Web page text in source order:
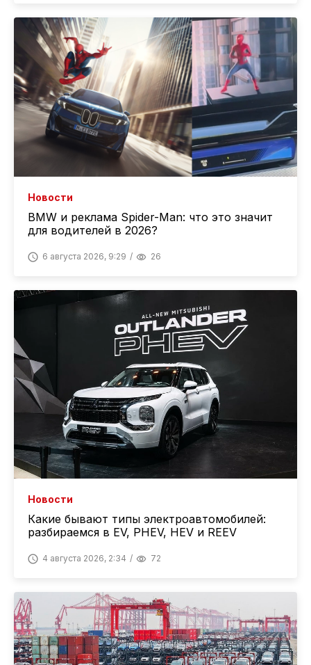
Новости
BMW и реклама Spider-Man: что это значит
для водителей в 2026?
6 августа 2026, 9:29 26
Новости
Какие бывают типы электроавтомобилей:
разбираемся в EV, PHEV, HEV и REEV
4 августа 2026, 2:34 72